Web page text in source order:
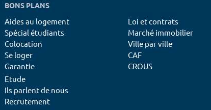
BONS PLANS
Aides au logement
Spécial étudiants
Colocation
Se loger
Garantie
Loi et contrats
Marché immobilier
Ville par ville
CAF
CROUS
Etude
Ils parlent de nous
Recrutement